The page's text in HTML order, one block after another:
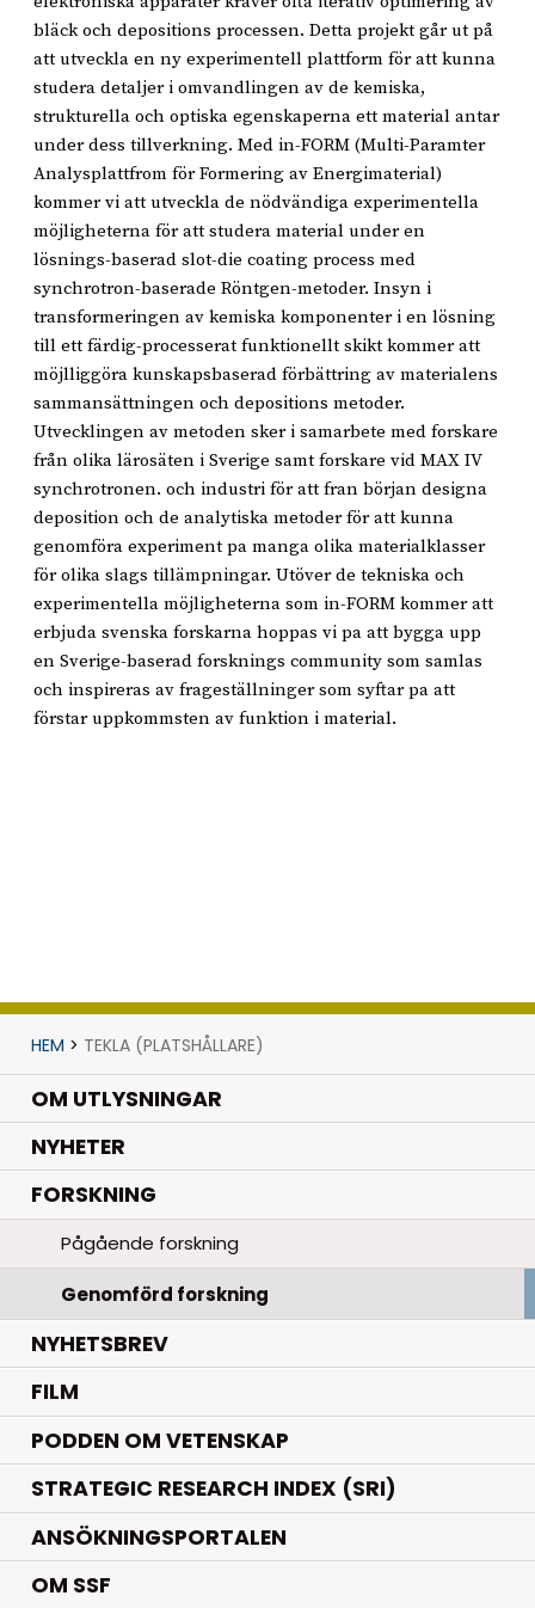
bläck och depositions processen. Detta projekt går ut på
att utveckla en ny experimentell plattform för att kunna
studera detaljer i omvandlingen av de kemiska,
strukturella och optiska egenskaperna ett material antar
under dess tillverkning. Med in-FORM (Multi-Paramter
Analysplattfrom för Formering av Energimaterial)
kommer vi att utveckla de nödvändiga experimentella
möjligheterna för att studera material under en
lösnings-baserad slot-die coating process med
synchrotron-baserade Röntgen-metoder. Insyn i
transformeringen av kemiska komponenter i en lösning
till ett färdig-processerat funktionellt skikt kommer att
möjlliggöra kunskapsbaserad förbättring av materialens
sammansättningen och depositions metoder.
Utvecklingen av metoden sker i samarbete med forskare
från olika lärosäten i Sverige samt forskare vid MAX IV
synchrotronen. och industri för att fran början designa
deposition och de analytiska metoder för att kunna
genomföra experiment pa manga olika materialklasser
för olika slags tillämpningar. Utöver de tekniska och
experimentella möjligheterna som in-FORM kommer att
erbjuda svenska forskarna hoppas vi pa att bygga upp
en Sverige-baserad forsknings community som samlas
och inspireras av frageställninger som syftar pa att
förstar uppkommsten av funktion i material.
HEM > TEKLA (PLATSHÅLLARE)
OM UTLYSNINGAR
NYHETER.
FORSKNING.
Pågående forskning
Genomförd forskning
NYHETSBREV
FILM
PODDEN OM VETENSKAP
STRATEGIC RESEARCH INDEX (SRI)
ANSÖKNINGSPORTALEN
OM SSF